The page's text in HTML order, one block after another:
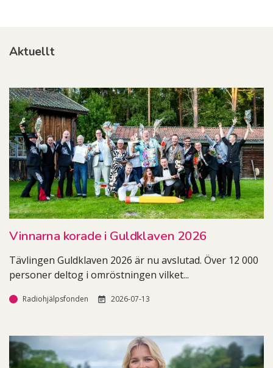
Aktuellt
Vinnarna korade i Guldklaven 2026
Tävlingen Guldklaven 2026 är nu avslutad. Över 12 000
personer deltog i omröstningen vilket...
Radiohjälpsfonden 2026-07-13